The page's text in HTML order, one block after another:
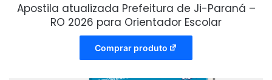
Apostila atualizada Prefeitura de Ji-Paraná –
RO 2026 para Orientador Escolar
Comprar produto